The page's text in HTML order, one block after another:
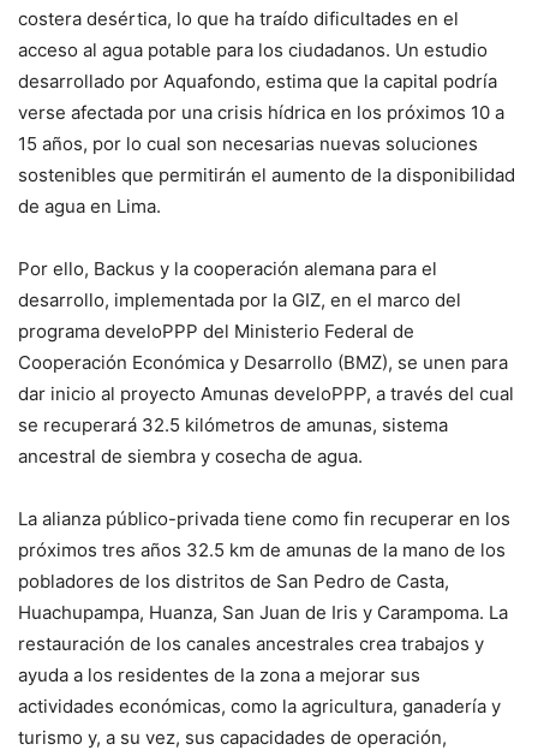
costera desértica, lo que ha traído dificultades en el
acceso al agua potable para los ciudadanos. Un estudio
desarrollado por Aquafondo, estima que la capital podría
verse afectada por una crisis hídrica en los próximos 10 a
15 años, por lo cual son necesarias nuevas soluciones
sostenibles que permitirán el aumento de la disponibilidad
de agua en Lima.
Por ello, Backus y la cooperación alemana para el
desarrollo, implementada por la GIZ, en el marco del
programa develoPPP del Ministerio Federal de
Cooperación Económica y Desarrollo (BMZ), se unen para
dar inicio al proyecto Amunas develoPPP, a través del cual
se recuperará 32.5 kilómetros de amunas, sistema
ancestral de siembra y cosecha de agua.
La alianza público-privada tiene como fin recuperar en los
próximos tres años 32.5 km de amunas de la mano de los
pobladores de los distritos de San Pedro de Casta,
Huachupampa, Huanza, San Juan de Iris y Carampoma. La
restauración de los canales ancestrales crea trabajos y
ayuda a los residentes de la zona a mejorar sus
actividades económicas, como la agricultura, ganadería y
turismo y, a su vez, sus capacidades de operación,